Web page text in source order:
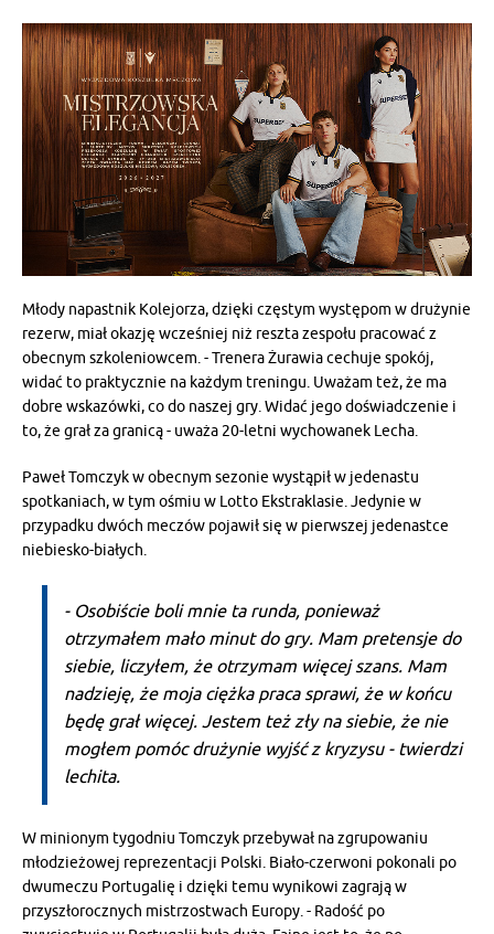
Młody napastnik Kolejorza, dzięki częstym występom w drużynie
rezerw, miał okazję wcześniej niż reszta zespołu pracować z
obecnym szkoleniowcem. - Trenera Żurawia cechuje spokój,
widać to praktycznie na każdym treningu. Uważam też, że ma
dobre wskazówki, co do naszej gry. Widać jego doświadczenie i
to, że grał za granicą - uważa 20-letni wychowanek Lecha.
Paweł Tomczyk w obecnym sezonie wystąpił w jedenastu
spotkaniach, w tym ośmiu w Lotto Ekstraklasie. Jedynie w
przypadku dwóch meczów pojawił się w pierwszej jedenastce
niebiesko-białych.
- Osobiście boli mnie ta runda, ponieważ
otrzymałem mało minut do gry. Mam pretensje do
siebie, liczyłem, że otrzymam więcej szans. Mam
nadzieję, że moja ciężka praca sprawi, że w końcu
będę grał więcej. Jestem też zły na siebie, że nie
mogłem pomóc drużynie wyjść z kryzysu - twierdzi
lechita.
W minionym tygodniu Tomczyk przebywał na zgrupowaniu
młodzieżowej reprezentacji Polski. Biało-czerwoni pokonali po
dwumeczu Portugalię i dzięki temu wynikowi zagrają w
przyszłorocznych mistrzostwach Europy. - Radość po